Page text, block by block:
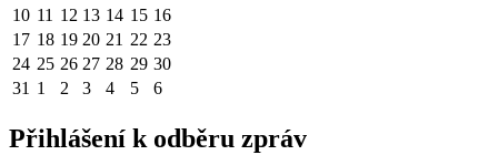
10 11 12 13 14 15 16
17 18 19 20 21 22 23
24 25 26 27 28 29 30
31 1 2 3 4 5 6
Přihlášení k odběru zpráv